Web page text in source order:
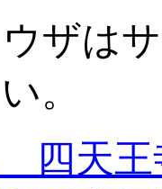
ザは
。
四天王